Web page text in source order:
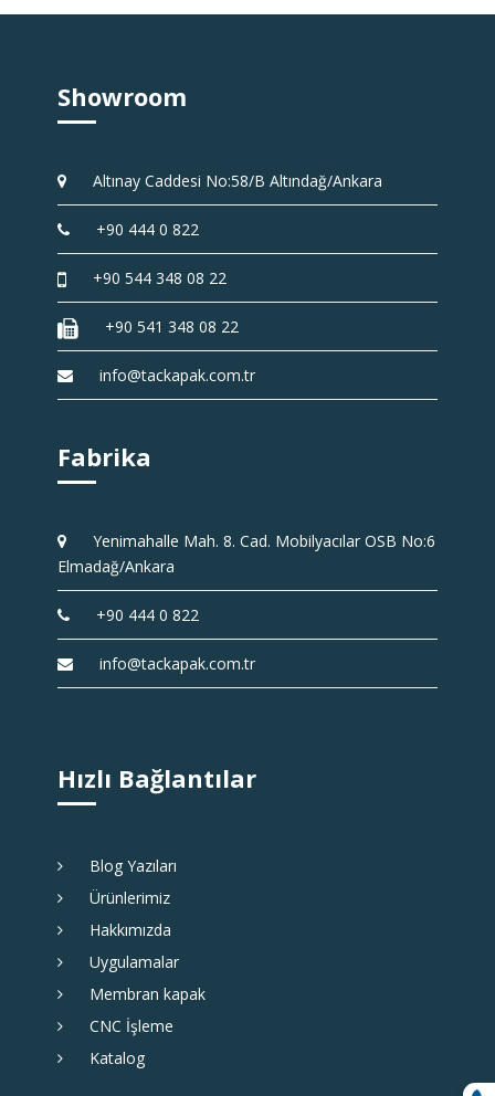
Showroom
Altınay Caddesi No:58/B Altındağ/Ankara
+90 444 0 822
+90 544 348 08 22
+90 541 348 08 22
info@tackapak.com.tr
Fabrika
Yenimahalle Mah. 8. Cad. Mobilyacılar OSB No:6
Elmadağ/Ankara
+90 444 0 822
info@tackapak.com.tr
Hızlı Bağlantılar
Blog Yazıları
Ürünlerimiz
Hakkımızda
Uygulamalar
Membran kapak
CNC İşleme
Katalog